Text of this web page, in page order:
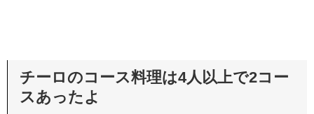
チーロのコース料理は4人以上で2コー
スあったよ